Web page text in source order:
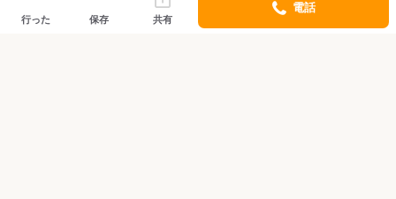
行った 保存 共有
電話